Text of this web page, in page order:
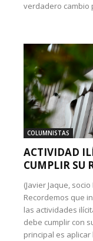
verdadero cambio
COLUMNISTAS
ACTIVIDAD
CUMPLIR SU
(Javier Jaque,
Recordemos que
las actividades
debe cumplir con
principal es